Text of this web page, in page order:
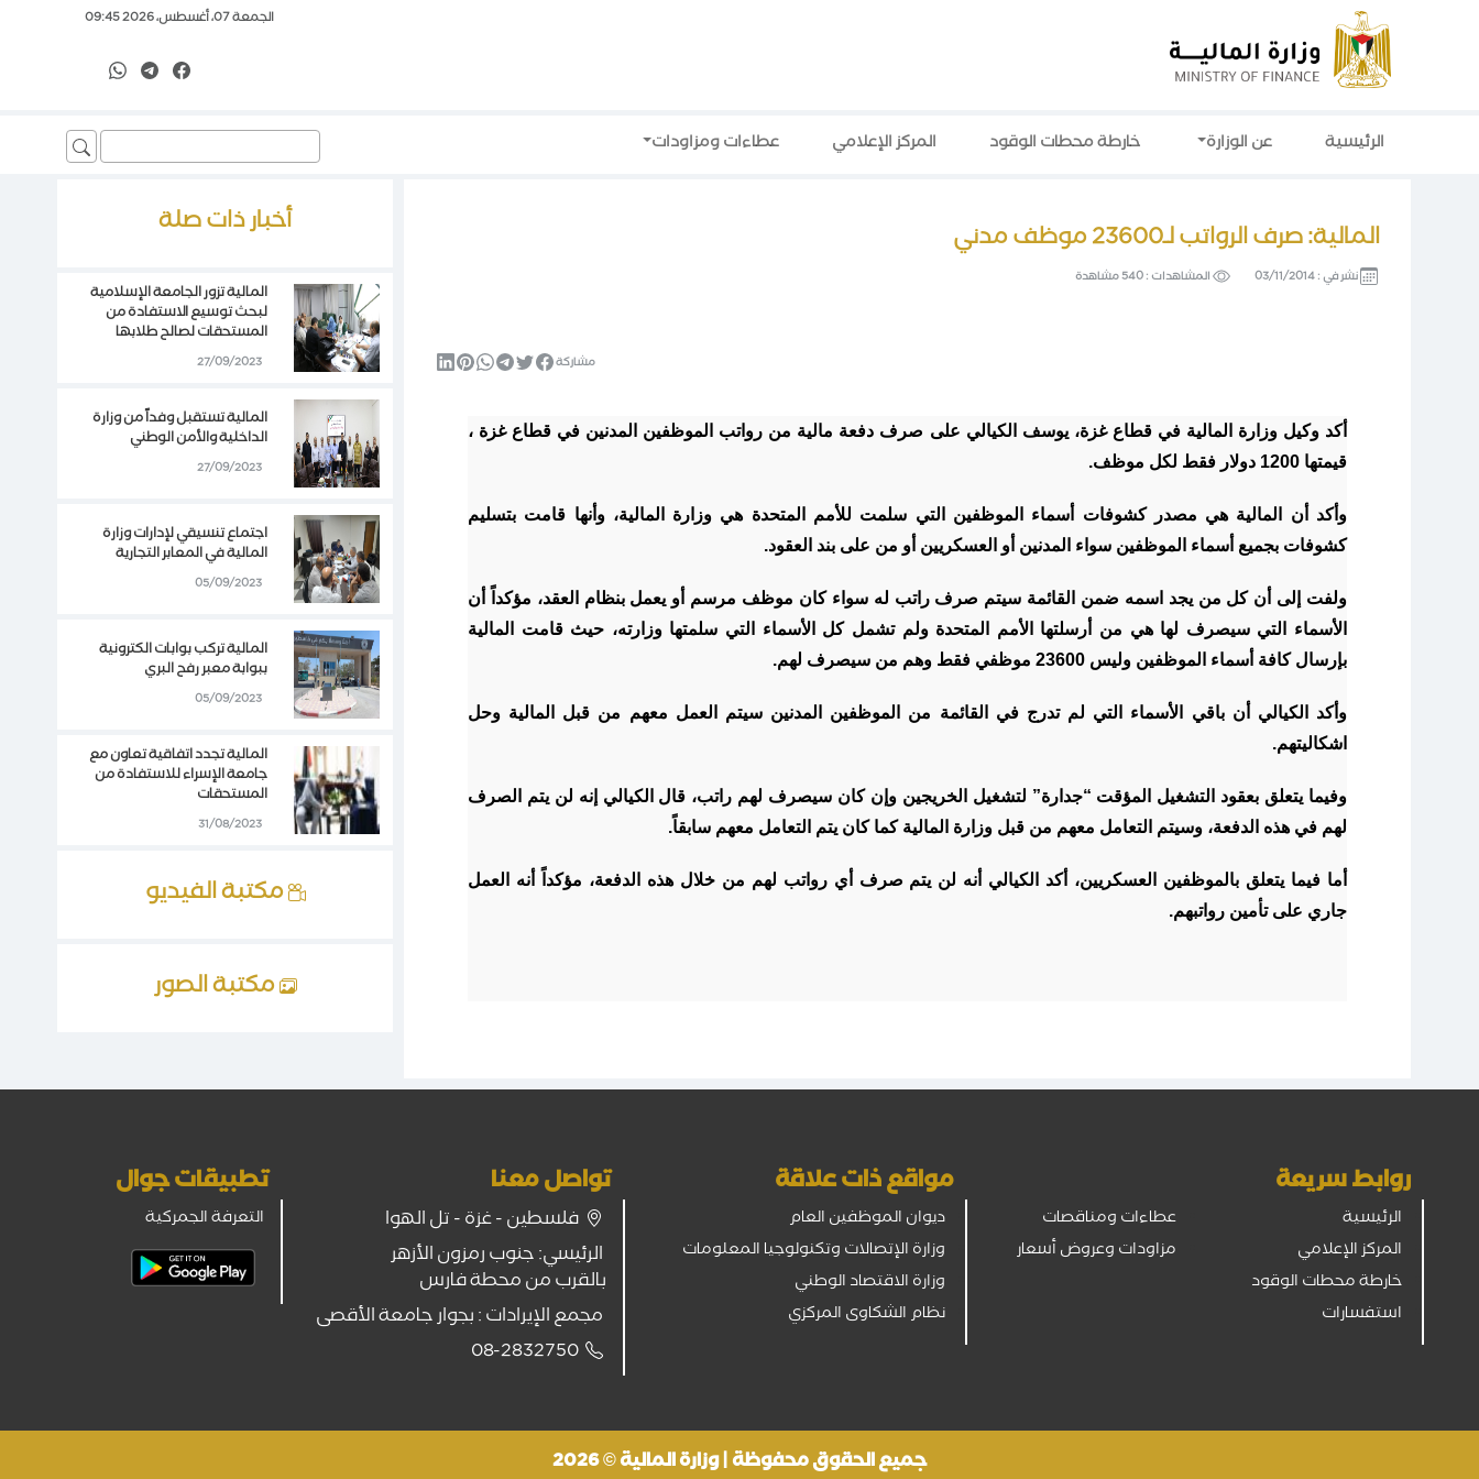
الجمعة 07، أغسطس، 2026 09:45
Search
for:
الرئيسية عن الوزارة خارطة محطات الوقود المركز الإعلامي عطاءات ومزاودات
المالية: صرف الرواتب لـ23600 موظف مدني
نشر في :03/11/2014 المشاهدات :540 مشاهدة
مشاركة
أكد وكيل وزارة المالية في قطاع غزة، يوسف الكيالي على صرف دفعة مالية من رواتب الموظفين المدنين في قطاع غزة ،
قيمتها 1200 دولار فقط لكل موظف.
وأكد أن المالية هي مصدر كشوفات أسماء الموظفين التي سلمت للأمم المتحدة هي وزارة المالية، وأنها قامت بتسليم
كشوفات بجميع أسماء الموظفين سواء المدنين أو العسكريين أو من على بند العقود.
ولفت إلى أن كل من يجد اسمه ضمن القائمة سيتم صرف راتب له سواء كان موظف مرسم أو يعمل بنظام العقد، مؤكداً أن
الأسماء التي سيصرف لها هي من أرسلتها الأمم المتحدة ولم تشمل كل الأسماء التي سلمتها وزارته، حيث قامت المالية
بإرسال كافة أسماء الموظفين وليس 23600 موظفي فقط وهم من سيصرف لهم.
وأكد الكيالي أن باقي الأسماء التي لم تدرج في القائمة من الموظفين المدنين سيتم العمل معهم من قبل المالية وحل
اشكاليتهم.
وفيما يتعلق بعقود التشغيل المؤقت “جدارة” لتشغيل الخريجين وإن كان سيصرف لهم راتب، قال الكيالي إنه لن يتم الصرف
لهم في هذه الدفعة، وسيتم التعامل معهم من قبل وزارة المالية كما كان يتم التعامل معهم سابقاً.
أما فيما يتعلق بالموظفين العسكريين، أكد الكيالي أنه لن يتم صرف أي رواتب لهم من خلال هذه الدفعة، مؤكداً أنه العمل
جاري على تأمين رواتبهم.
أخبار ذات صلة
المالية تزور الجامعة الإسلامية
لبحث توسيع الاستفادة من
المستحقات لصالح طلابها
27/09/2023
المالية تستقبل وفداً من وزارة
الداخلية والأمن الوطني
27/09/2023
اجتماع تنسيقي لإدارات وزارة
المالية في المعابر التجارية
05/09/2023
المالية تركب بوابات الكترونية
ببوابة معبر رفح البري
05/09/2023
المالية تجدد اتفاقية تعاون مع
جامعة الإسراء للاستفادة من
المستحقات
31/08/2023
مكتبة الفيديو
مكتبة الصور
روابط سريعة
الرئيسية
المركز الإعلامي
خارطة محطات الوقود
استفسارات
عطاءات ومناقصات
مزاودات وعروض أسعار
مواقع ذات علاقة
ديوان الموظفين العام
وزارة الإتصالات وتكنولوجيا المعلومات
وزارة الاقتصاد الوطني
نظام الشكاوى المركزي
تواصل معنا
فلسطين - غزة - تل الهوا
الرئيسي: جنوب رمزون الأزهر
بالقرب من محطة فارس
مجمع الإيرادات : بجوار جامعة الأقصى
08-2832750
تطبيقات جوال
التعرفة الجمركية
جميع الحقوق محفوظة | وزارة المالية © 2026